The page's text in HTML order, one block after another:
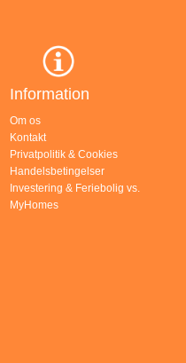
Information
Om os
Kontakt
Privatpolitik & Cookies
Handelsbetingelser
Investering & Feriebolig vs.
MyHomes